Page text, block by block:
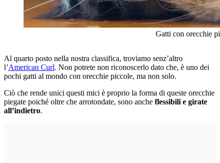
Gatti con orecchie
Al quarto posto nella nostra classifica, troviamo senz’altro
l’American Curl. Non potrete non riconoscerlo dato che, è uno dei
pochi gatti al mondo con orecchie piccole, ma non solo.
Ciò che rende unici questi mici è proprio la forma di queste orecchie
piegate poiché oltre che arrotondate, sono anche flessibili e girate
all’indietro.